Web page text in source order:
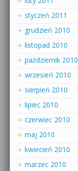
styczeń 2011
grudzień 2010
listopad 2010
październik 2010
wrzesień 2010
sierpień 2010
lipiec 2010
czerwiec 2010
maj 2010
kwiecień 2010
marzec 2010